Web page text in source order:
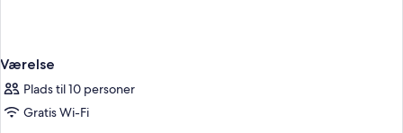
Værelse
Plads til 10 personer
Gratis Wi-Fi